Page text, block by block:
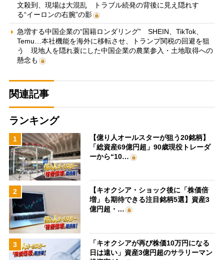
文殺到、現場は大混乱 トラブル続発の背後に見え隠れす
る“イーロンの右腕”の影
急増する中国企業の“国籍ロンダリング” SHEIN、TikTok、
Temu…本社機能を海外に移転させ、トランプ関税の回避を狙
う 現地人を隠れ蓑にした中国企業の農業参入・土地取得への
懸念も
関連記事
ランキング
1
【億り人オールスターが狙う20銘柄】
「総資産69億円超」90歳現役トレーダ
ーから“10…
2
【キオクシア・ショック後に「株価倍
増」も期待できる注目銘柄5選】資産3
億円超・…
3
「キオクシアが再び株価10万円になる
日は遠い」資産3億円超のサラリーマン